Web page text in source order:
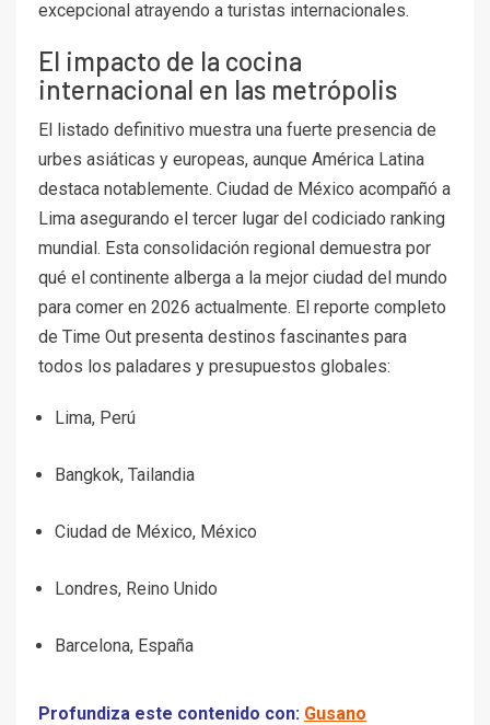
excepcional atrayendo a turistas internacionales.
El impacto de la cocina
internacional en las metrópolis
El listado definitivo muestra una fuerte presencia de
urbes asiáticas y europeas, aunque América Latina
destaca notablemente. Ciudad de México acompañó a
Lima asegurando el tercer lugar del codiciado ranking
mundial. Esta consolidación regional demuestra por
qué el continente alberga a la mejor ciudad del mundo
para comer en 2026 actualmente. El reporte completo
de Time Out presenta destinos fascinantes para
todos los paladares y presupuestos globales:
Lima, Perú
Bangkok, Tailandia
Ciudad de México, México
Londres, Reino Unido
Barcelona, España
Profundiza este contenido con: Gusano